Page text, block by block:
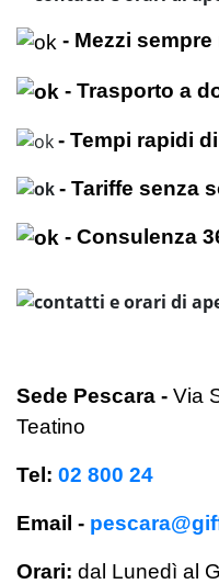
- Mezzi
- Trasporto a
- Tempi rapidi
- Tariffe senza
- Consulenza
Sede Pescara - Via
Teatino
Tel: 02 800 24
Email -
Orari: dal Lunedì al